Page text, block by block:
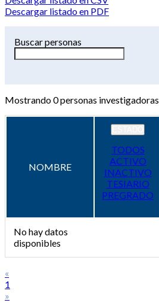
Descargar listado en PDF
Buscar personas
Mostrando0personas investigadoras
NOMBRE
TODOS
ACTIVO
INACTIVO
TESIARIO
PREGRADO
No hay datos
disponibles
«
1
»